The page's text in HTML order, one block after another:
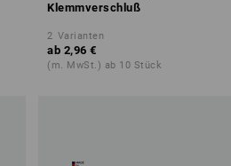
Klemmverschluß
2 Varianten
ab 2,96 €
(m. MwSt.) ab 10 Stück